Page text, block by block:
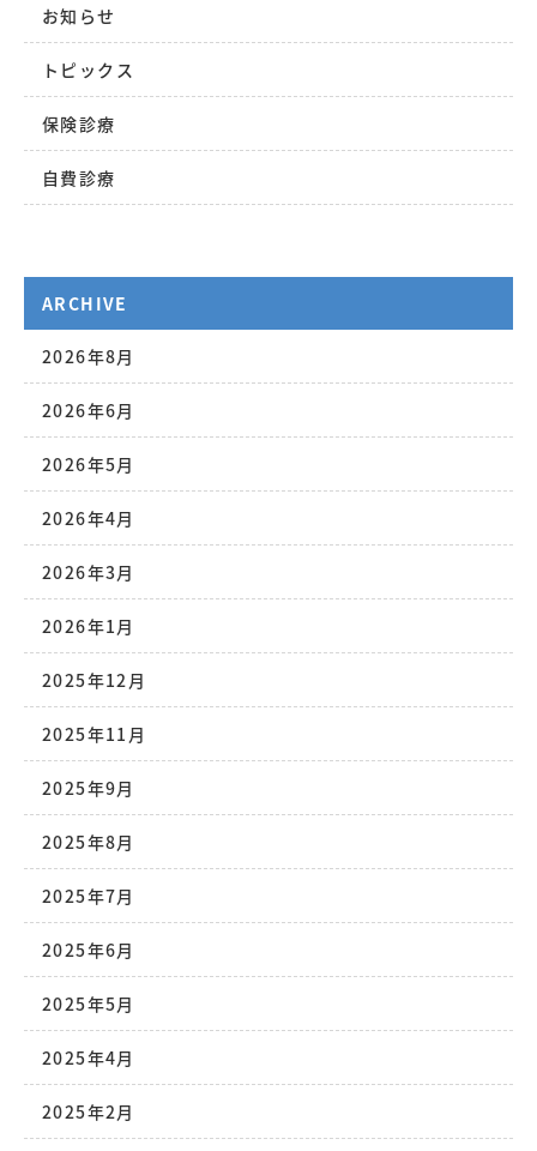
お知らせ
トピックス
保険診療
自費診療
ARCHIVE
2026年8月
2026年6月
2026年5月
2026年4月
2026年3月
2026年1月
2025年12月
2025年11月
2025年9月
2025年8月
2025年7月
2025年6月
2025年5月
2025年4月
2025年2月